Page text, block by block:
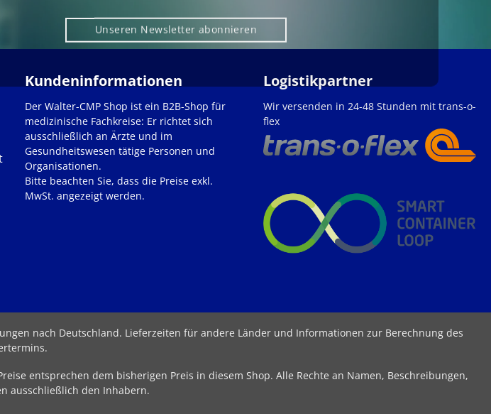
Unseren Newsletter abonnieren
Kundeninformationen
Der Walter-CMP Shop ist ein B2B-Shop für
medizinische Fachkreise: Er richtet sich
ausschließlich an Ärzte und im
Gesundheitswesen tätige Personen und
Organisationen.
Bitte beachten Sie, dass die Preise exkl.
MwSt. angezeigt werden.
Logistikpartner
Wir versenden in 24-48 Stunden mit trans-o-
flex
nach Deutschland. Lieferzeiten für andere Länder und Informationen zur Berechnung des
.
entsprechen dem bisherigen Preis in diesem Shop. Alle Rechte an Namen, Beschreibungen,
ausschließlich den Inhabern.